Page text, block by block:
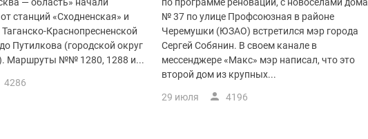
— область» начали
станций «Сходненская» и
Краснопресненской
Путилкова (городской округ
Маршруты №№ 1280, 1288 и...
4286
по программе реновации, с новоселами дома
№ 37 по улице Профсоюзная в районе
Черемушки (ЮЗАО) встретился мэр города
Сергей Собянин. В своем канале в
мессенджере «Макс» мэр написал, что это
второй дом из крупных...
29 июля 4196